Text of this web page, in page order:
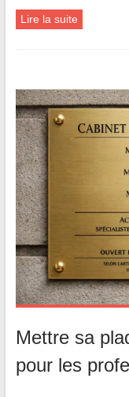
Lire la suite
Mettre sa
pour les